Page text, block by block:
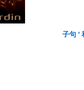
子句 '